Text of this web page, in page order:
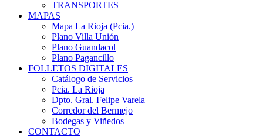
TRANSPORTES
MAPAS
Mapa La Rioja (Pcia.)
Plano Villa Unión
Plano Guandacol
Plano Pagancillo
FOLLETOS DIGITALES
Catálogo de Servicios
Pcia. La Rioja
Dpto. Gral. Felipe Varela
Corredor del Bermejo
Bodegas y Viñedos
CONTACTO